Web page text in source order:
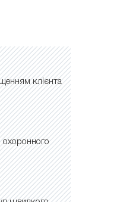
клієнта
охоронного